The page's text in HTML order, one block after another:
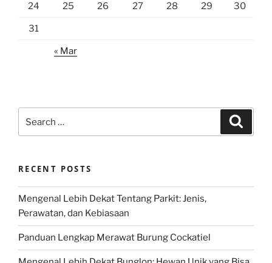
24 25 26 27 28 29 30
31
« Mar
for:
RECENT POSTS
Mengenal Lebih Dekat Tentang Parkit: Jenis,
Perawatan, dan Kebiasaan
Panduan Lengkap Merawat Burung Cockatiel